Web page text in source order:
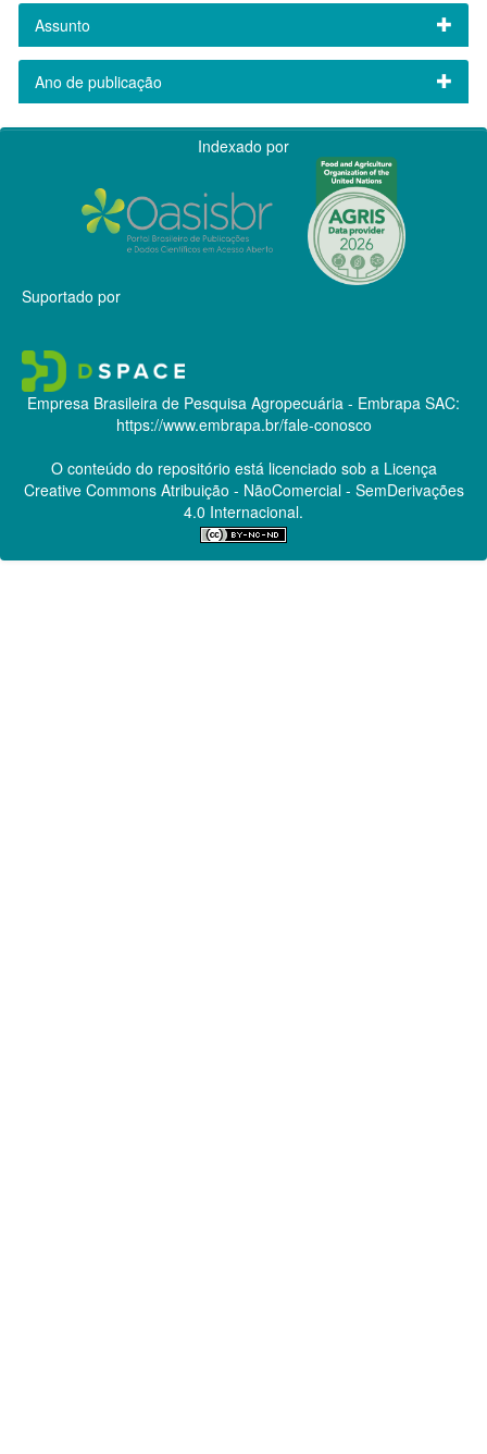
Assunto
Ano de publicação
Indexado por
Suportado por
Empresa Brasileira de Pesquisa Agropecuária - Embrapa SAC:
https://www.embrapa.br/fale-conosco
O conteúdo do repositório está licenciado sob a Licença
Creative CommonsAtribuição - NãoComercial - SemDerivações
4.0 Internacional.